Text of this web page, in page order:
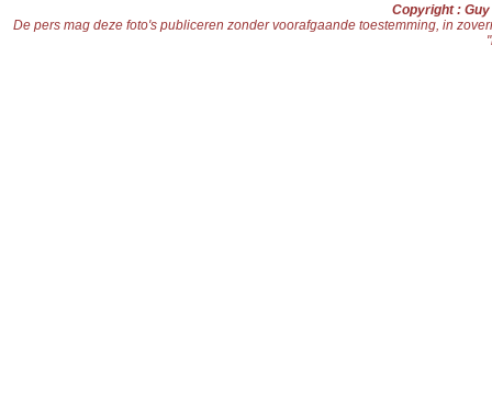
Copyright :
De pers mag deze foto's publiceren zonder voorafgaande toestemming, in